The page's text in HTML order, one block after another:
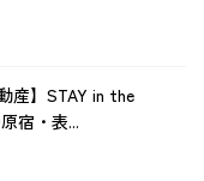
産】STAY in the
宿・表...